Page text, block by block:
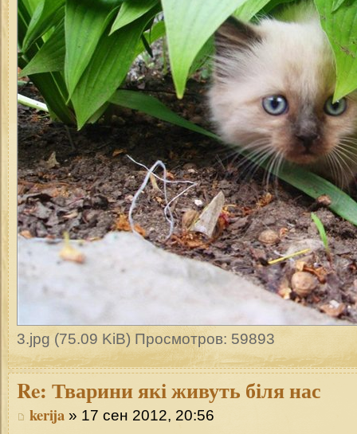
3.jpg (75.09 KiB) Просмотров: 59893
Re: Тварини які живуть біля нас
kerija » 17 сен 2012, 20:56